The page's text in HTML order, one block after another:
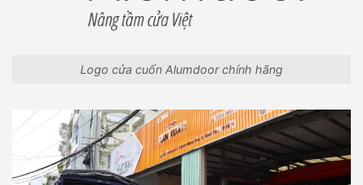
Logo cửa cuốn Alumdoor chính hãng